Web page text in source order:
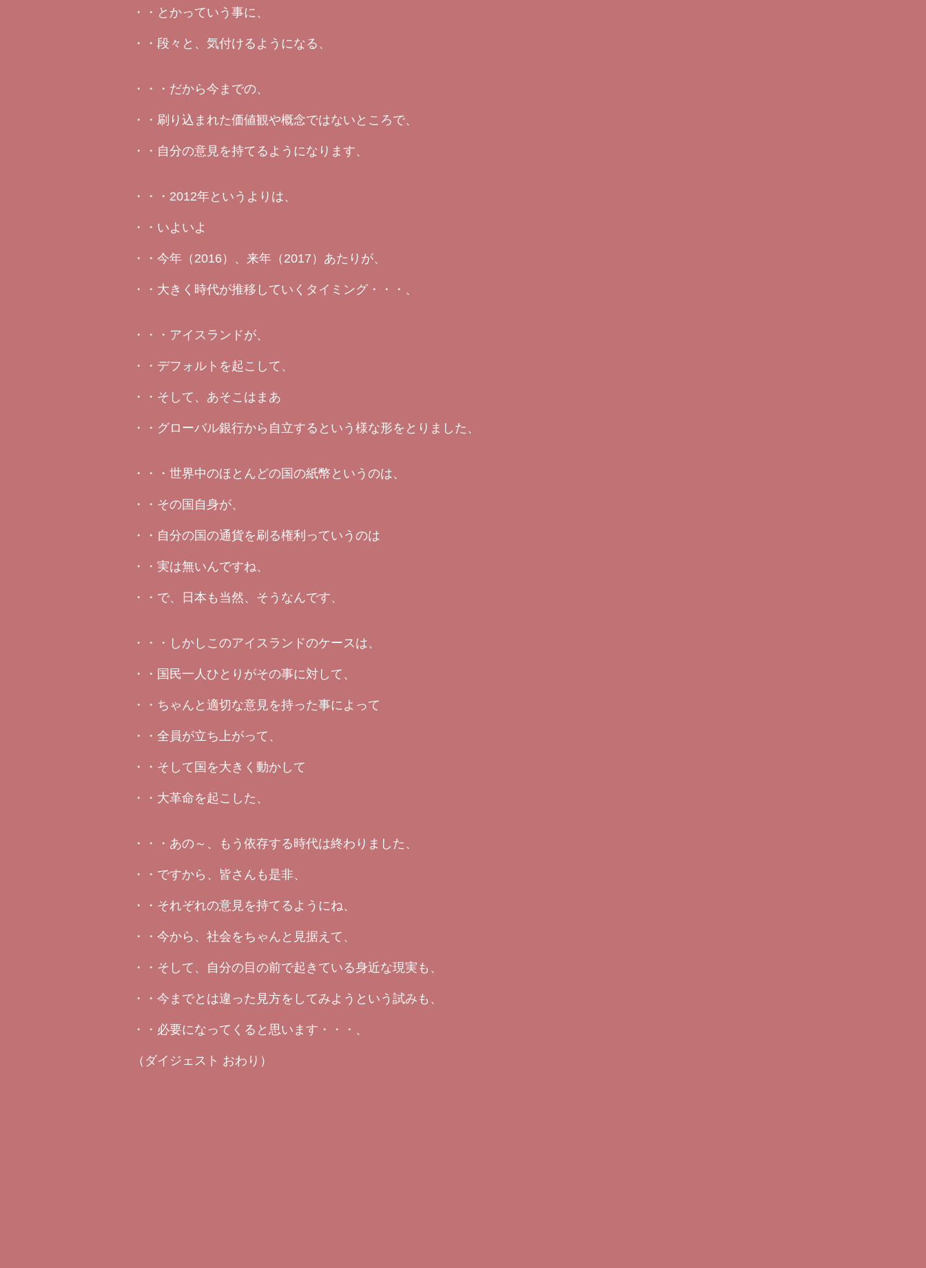
・・とかっていう事に、
・・段々と、気付けるようになる、
・・・だから今までの、
・・刷り込まれた価値観や概念ではないところで、
・・自分の意見を持てるようになります、
・・・2012年というよりは、
・・いよいよ
・・今年（2016）、来年（2017）あたりが、
・・大きく時代が推移していくタイミング・・・、
・・・アイスランドが、
・・デフォルトを起こして、
・・そして、あそこはまあ
・・グローバル銀行から自立するという様な形をとりました、
・・・世界中のほとんどの国の紙幣というのは、
・・その国自身が、
・・自分の国の通貨を刷る権利っていうのは
・・実は無いんですね、
・・で、日本も当然、そうなんです、
・・・しかしこのアイスランドのケースは、
・・国民一人ひとりがその事に対して、
・・ちゃんと適切な意見を持った事によって
・・全員が立ち上がって、
・・そして国を大きく動かして
・・大革命を起こした、
・・・あの～、もう依存する時代は終わりました、
・・ですから、皆さんも是非、
・・それぞれの意見を持てるようにね、
・・今から、社会をちゃんと見据えて、
・・そして、自分の目の前で起きている身近な現実も、
・・今までとは違った見方をしてみようという試みも、
・・必要になってくると思います・・・、
（ダイジェスト おわり）